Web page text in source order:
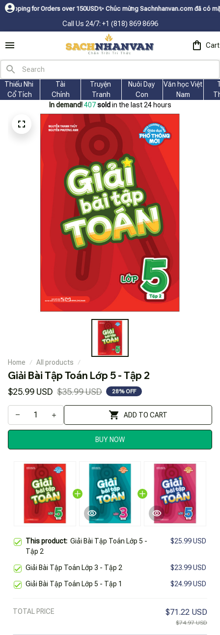
over 150USDㅤ✨ Chúc mừng Sachnhanvan.com đã có mặt hơn 200
Call Us 24/7: +1 (818) 869 8696
Cart
Thiếu Nhi
Cổ Tích
Tài
Chính
Truyện
Tranh
Nuôi Dạy
Con
Văn học Việt
Nam
In demand! 408 sold in the last 24 hours
Home All products
Giải Bài Tập Toán Lớp 5 - Tập 2
$25.99 USD $35.99 USD 28% OFF
ADD TO CART
BUY NOW
This product: Giải Bài Tập Toán Lớp 5 -
Tập 2
$25.99 USD
Giải Bài Tập Toán Lớp 3 - Tập 2 $23.99 USD
Giải Bài Tập Toán Lớp 5 - Tập 1 $24.99 USD
TOTAL PRICE $71.22 USD
$74.97 USD